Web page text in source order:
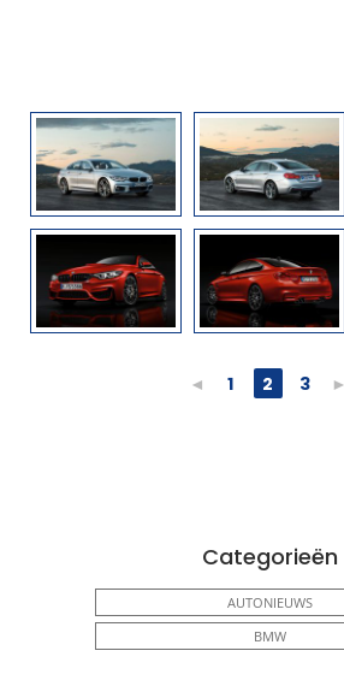
◄ 1 2 3 ►
Categorieën
AUTONIEUWS
BMW